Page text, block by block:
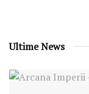
Ultime News